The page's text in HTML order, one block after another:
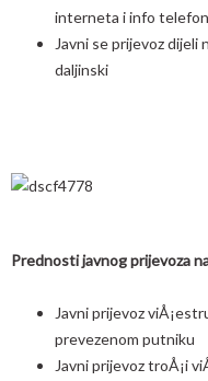
interneta i info
Javni se prijevoz dijeli
daljinski
Prednosti javnog prijevoza
Javni prijevoz
prevezenom putniku
Javni prijevoz troÅ¡i